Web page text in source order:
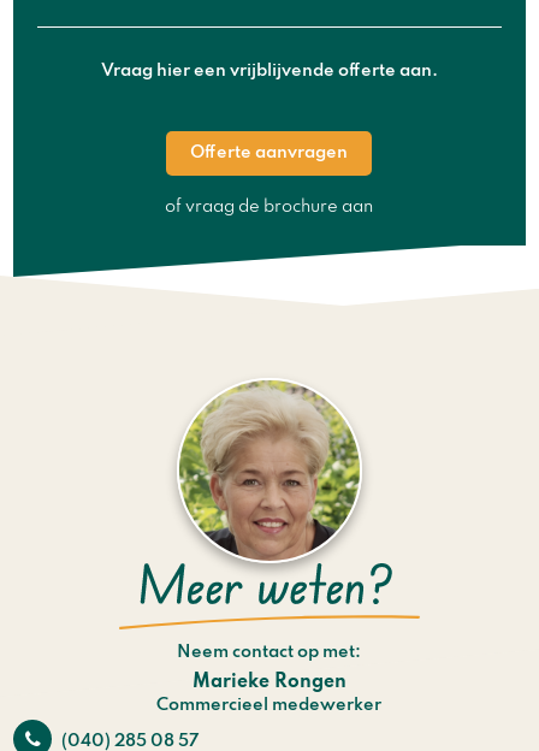
Vraag hier een vrijblijvende offerte aan.
Offerte aanvragen
of vraag de brochure aan
Neem contact op met:
Marieke Rongen
Commercieel medewerker
(040) 285 08 57